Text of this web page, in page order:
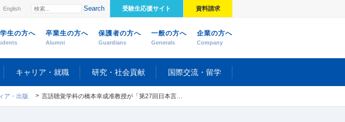
English Search 受験生応援サイト 資料請求
生の方へ 卒業生の方へ
Alumni
保護者の方へ
Guardians
一般の方へ
Generals
企業の方へ
Company
キャリア・就職 研究・社会貢献 国際交流・留学
ア・出版 言語聴覚学科の橋本幸成准教授が「第27回日本言語聴覚学会」でライジングスターセッションに登壇しました